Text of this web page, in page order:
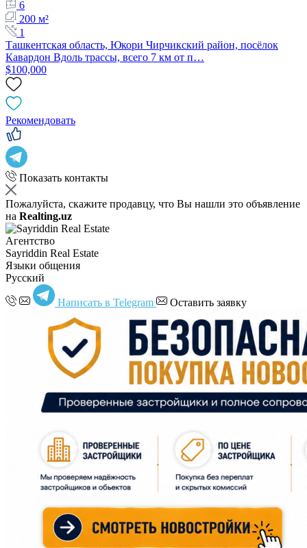
6
200 м²
1
Ташкентская область, Юкори Чирчикский район, посёлок
Кавардон Вдоль трассы, всего 7 км от п…
$100,000
Рекомендовать
Показать контакты
Пожалуйста, скажите продавцу, что Вы нашли это объявление
на Realting.uz
Агентство
Sayriddin Real Estate
Языки общения
Русский
Написать в Telegram Оставить заявку